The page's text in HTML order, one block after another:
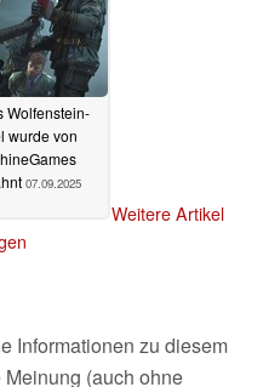
Wolfenstein-
wurde von
07.09.2025
Weitere Artikel
Informationen zu diesem
(auch ohne